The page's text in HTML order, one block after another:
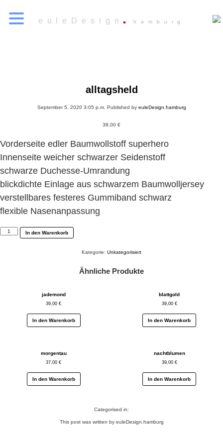
euleDesign hamburg
alltagsheld
September 5, 2020 3:05 p.m. Published by euleDesign.hamburg
38,00 €
Vorderseite edler Baumwollstoff superhero
Innenseite weicher schwarzer Seidenstoff
schwarze Duchesse-Umrandung
blickdichte Einlage aus schwarzem Baumwolljersey
verstellbares festeres Gummiband schwarz
flexible Nasenanpassung
alltagsheld
In den Warenkorb
Kategorie: Unkategorisiert
Ähnliche Produkte
jademond
39,00€
In den Warenkorb
blattgold
39,00 €
In den Warenkorb
morgentau
37,00€
In den Warenkorb
nachtblumen
39,00 €
In den Warenkorb
Categorised in:
This post was written by euleDesign.hamburg